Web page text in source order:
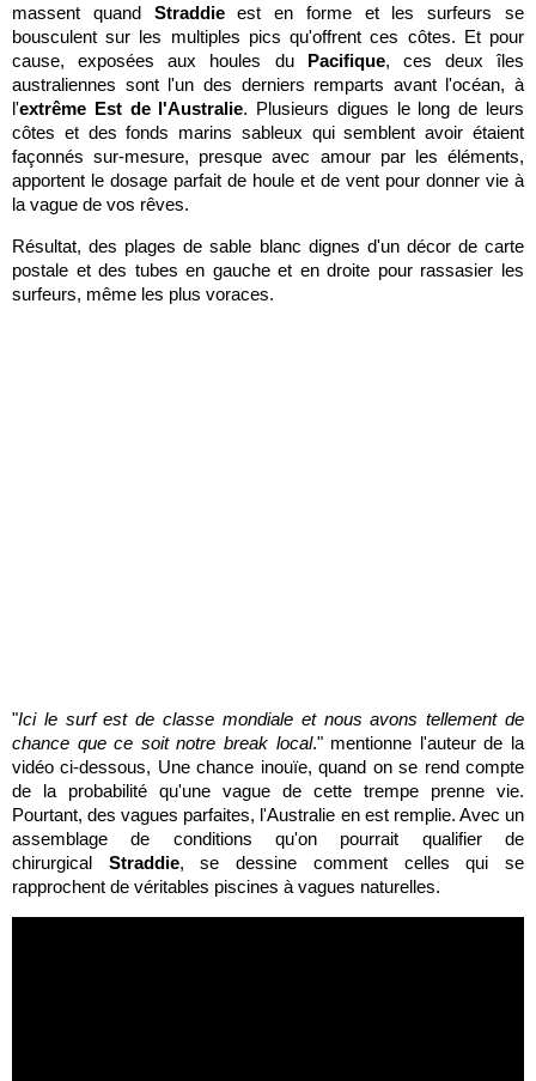
massent quand Straddieest en forme et les surfeurs se
bousculent sur les multiples pics qu'offrent ces côtes. Et pour
cause, exposées aux houles du Pacifique, ces deux îles
australiennes sont l'un des derniers remparts avant l'océan, à
l'extrême Est de l'Australie. Plusieurs digues le long de leurs
côtes et des fonds marins sableux qui semblent avoir étaient
façonnés sur-mesure, presque avec amour par les éléments,
apportent le dosage parfait de houle et de vent pour donner vie à
la vague de vos rêves.
Résultat, des plages de sable blanc dignes d'un décor de carte
postale et des tubes en gauche et en droite pour rassasier les
surfeurs, même les plus voraces.
"Ici le surf est de classe mondiale et nous avons tellement de
chance que ce soit notre break local." mentionne l'auteur de la
vidéo ci-dessous, Une chance inouïe, quand on se rend compte
de la probabilité qu'une vague de cette trempe prenne vie.
Pourtant, des vagues parfaites, l'Australie en est remplie. Avec un
assemblage de conditions qu'on pourrait qualifier de
chirurgical Straddie, se dessine comment celles qui se
rapprochent de véritables piscines à vagues naturelles.